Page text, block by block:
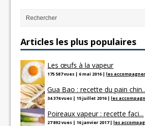
Articles les plus populaires
Les œufs à la vapeur
175 587 vues |6 mai 2016 |les
Gua Bao : recette du pain
34 374 vues | 15 juillet 2016 |les
Poireaux vapeur : recette faci...
27 892 vues | 16 janvier 2017|les